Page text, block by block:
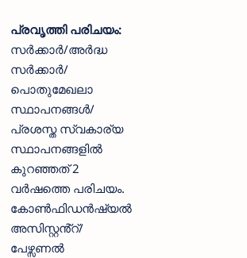
പ്രവൃത്തി പരിചയം:
സർക്കാർ/അർദ്ധ
സർക്കാർ/
പൊതുമേഖലാ
സ്ഥാപനങ്ങൾ/
പ്രശസ്ത സ്വകാര്യ
സ്ഥാപനങ്ങളിൽ
കുറഞ്ഞത് 2
വർഷത്തെ പരിചയം.
കോൺഫിഡൻഷ്യൽ
അസിസ്റ്റൻ്റ്/
പേഴ്സണൽ